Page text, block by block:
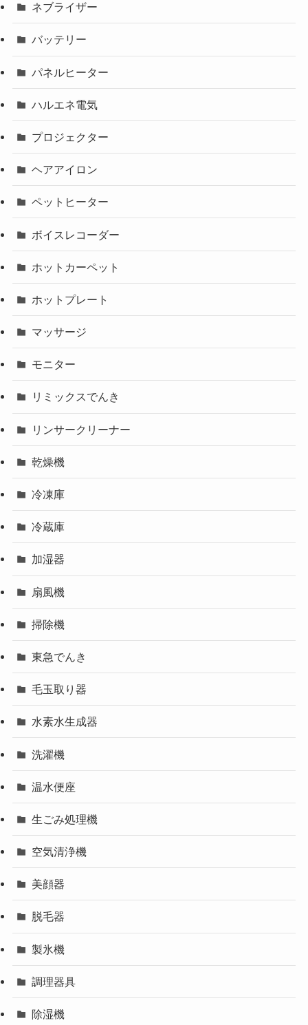
ネブライザー
バッテリー
パネルヒーター
ハルエネ電気
プロジェクター
ヘアアイロン
ペットヒーター
ボイスレコーダー
ホットカーペット
ホットプレート
マッサージ
モニター
リミックスでんき
リンサークリーナー
乾燥機
冷凍庫
冷蔵庫
加湿器
扇風機
掃除機
東急でんき
毛玉取り器
水素水生成器
洗濯機
温水便座
生ごみ処理機
空気清浄機
美顔器
脱毛器
製氷機
調理器具
除湿機